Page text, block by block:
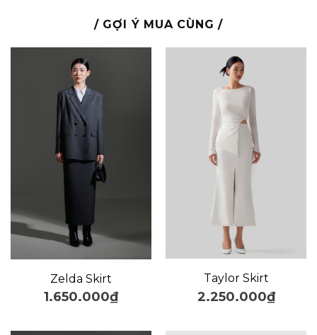
/ GỢI Ý MUA CÙNG /
Zelda Skirt
1.650.000₫
Taylor Skirt
2.250.000₫